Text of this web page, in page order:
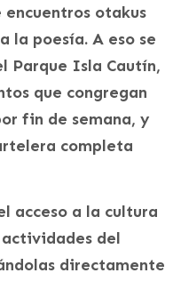
otakus
la poesía. A eso se
Parque Isla Cautín,
que congregan
fin de semana, y
completa
acceso a la cultura
actividades del
directamente